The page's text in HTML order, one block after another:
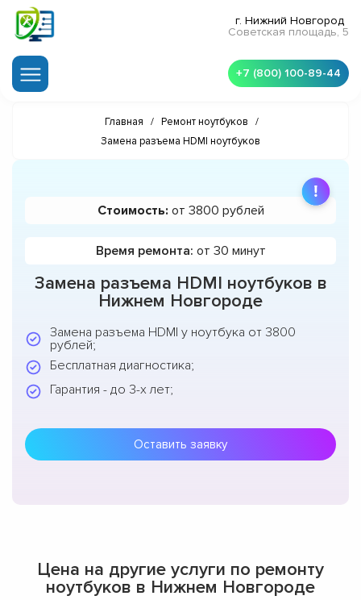
г. Нижний Новгород
Советская площадь, 5
+7 (800) 100-89-44
Главная / Ремонт ноутбуков
/
Замена разъема HDMI ноутбуков
Замена разъема HDMI ноутбуков в
Нижнем Новгороде
Замена разъема HDMI у ноутбука от 3800
рублей;
Бесплатная диагностика;
Гарантия - до 3-х лет;
Оставить заявку
Стоимость: от 3800 рублей
Время ремонта: от 30 минут
Цена на другие услуги по ремонту
ноутбуков в Нижнем Новгороде